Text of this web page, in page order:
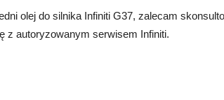
olej do silnika Infiniti G37, zalecam
z autoryzowanym serwisem Infiniti.